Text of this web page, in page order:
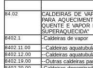
84.02
CALDEIRAS DE
PARA
QUENTE E VAPOR
SUPERAQUECIDA"
8402.1 -Caldeiras de vapor
8402.11.00 --Caldeiras
8402.12.00 --Caldeiras
8402.19.00 --Outras caldeiras